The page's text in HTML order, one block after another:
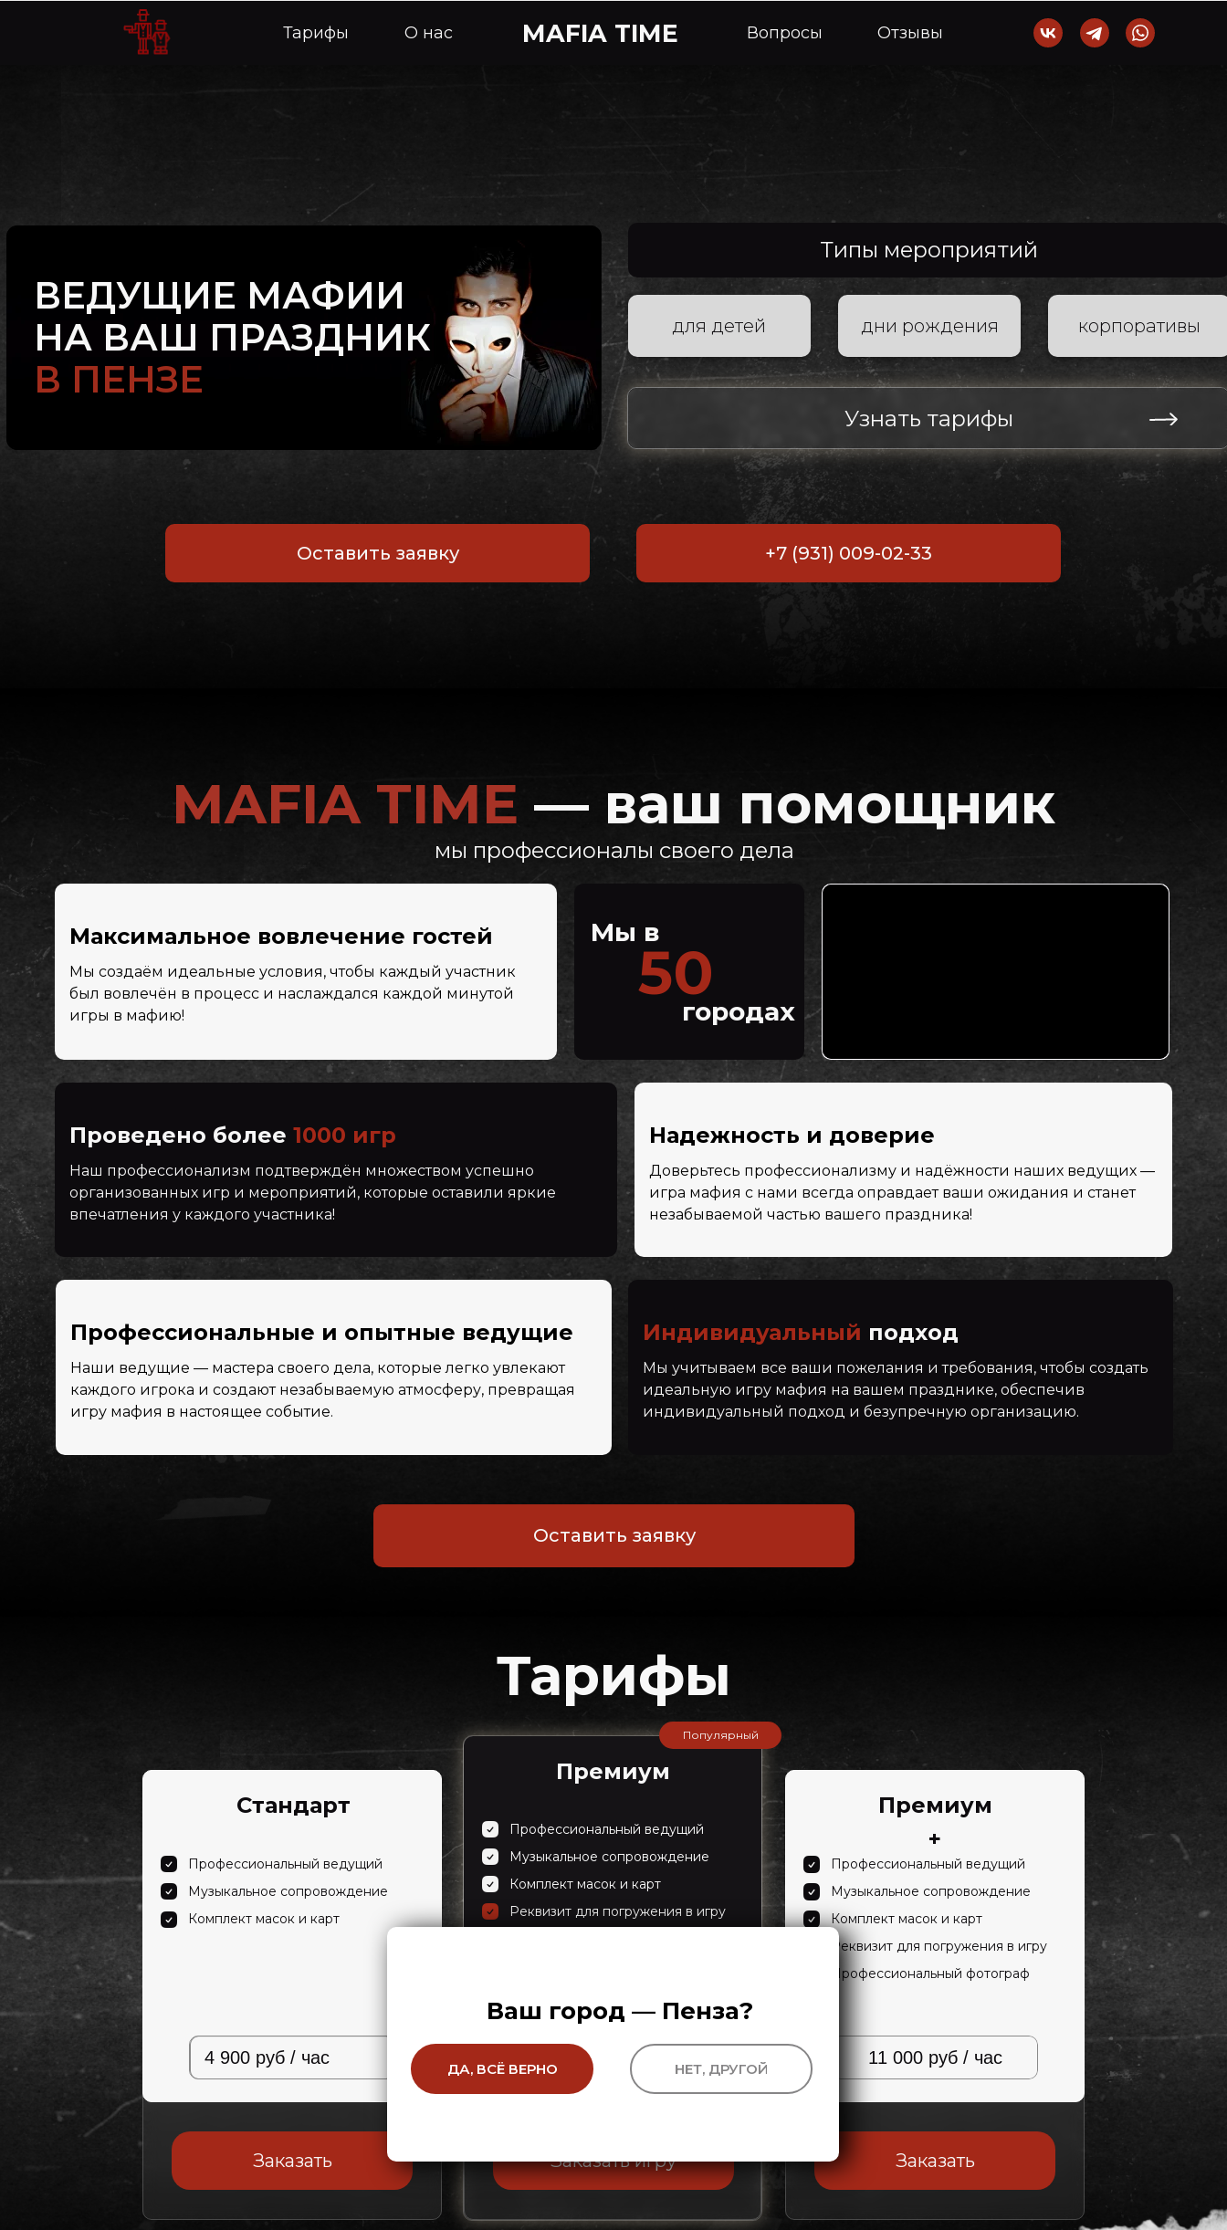
MAFIA TIME
Тарифы Отзывы
Вопросы
+7 (931) 009-02-33
Оставить заявку
ВЕДУЩИЕ МАФИИ
НА ВАШ ПРАЗДНИК
В ПЕНЗЕ
Типы мероприятий
Узнать тарифы
для детей дни рождения корпоративы
MAFIA TIME — ваш помощник
мы профессионалы своего дела
Оставить заявку
Максимальное вовлечение гостей
Мы создаём идеальные условия, чтобы каждый участник
был вовлечён в процесс и наслаждался каждой минутой
игры в мафию!
Надежность и доверие
Доверьтесь профессионализму и надёжности наших ведущих —
игра мафия с нами всегда оправдает ваши ожидания и станет
незабываемой частью вашего праздника!
Профессиональные и опытные ведущие
Наши ведущие — мастера своего дела, которые легко увлекают
каждого игрока и создают незабываемую атмосферу, превращая
игру мафия в настоящее событие.
Мы в
городах
50
Проведено более 1000 игр
Наш профессионализм подтверждён множеством успешно
организованных игр и мероприятий, которые оставили яркие
впечатления у каждого участника!
Индивидуальный подход
Мы учитываем все ваши пожелания и требования, чтобы создать
идеальную игру мафия на вашем празднике, обеспечив
индивидуальный подход и безупречную организацию.
Тарифы
Стандарт
Профессиональный ведущий
Музыкальное сопровождение
Комплект масок и карт
4 900 руб / час
Заказать
Премиум
Профессиональный ведущий
Музыкальное сопровождение
Комплект масок и карт
Реквизит для погружения в игру
6 100 руб / час
Заказать игру
Популярный
Премиум
+
Профессиональный ведущий
Музыкальное сопровождение
Комплект масок и карт
Реквизит для погружения в игру
Профессиональный фотограф
11 000 руб / час
Заказать
Ваш город — Пенза?
НЕТ, ДРУГОЙ
ДА, ВСЁ ВЕРНО